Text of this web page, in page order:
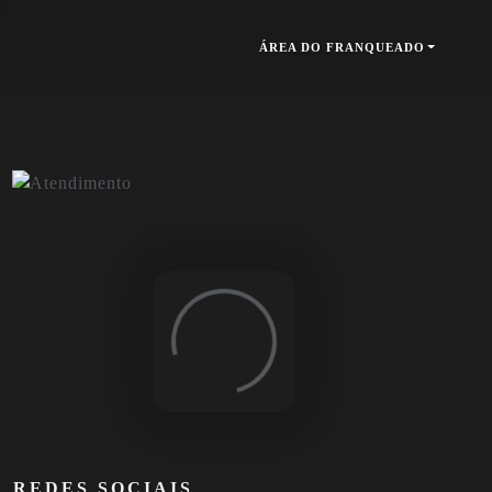
ÁREA DO FRANQUEADO
Loading...
REDES SOCIAIS